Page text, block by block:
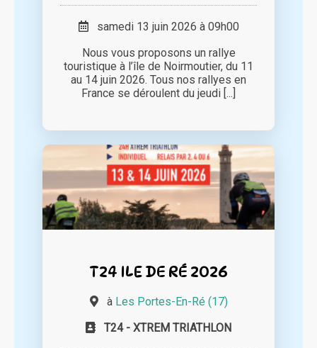
samedi 13 juin 2026 à 09h00
Nous vous proposons un rallye
touristique à l’île de Noirmoutier, du 11
au 14 juin 2026. Tous nos rallyes en
France se déroulent du jeudi [...]
T24 ILE DE RÉ 2026
à Les Portes-En-Ré (17)
T24 - XTREM TRIATHLON